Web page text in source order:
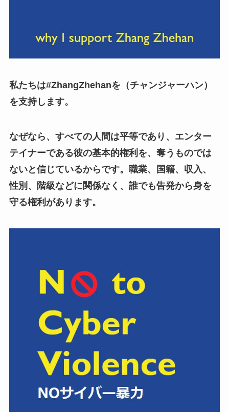
私たちは#ZhangZhehanを（チャンジャーハン）
を支持します。
なぜなら、すべての人間は平等であり、エンター
テイナーである彼の基本的権利を、奪うものでは
ないと信じているからです。職業、国籍、収入、
性別、階級などに関係なく、誰でも告発から身を
守る権利があります。